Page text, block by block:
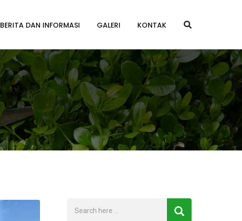
BERITA DAN INFORMASI GALERI KONTAK